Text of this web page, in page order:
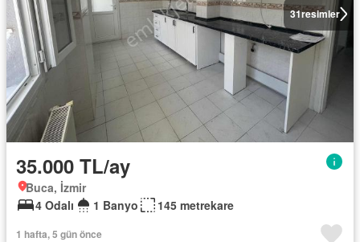
31resimler
35.000 TL/ay
Buca, İzmir
4 Odalı
1 Banyo 145 metrekare
1 hafta, 5 gün önce